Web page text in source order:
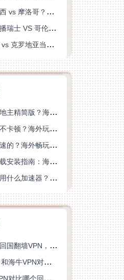
在国外如何看世界杯巴西 vs 摩洛哥？海外党专属体育观赛指南来了
在国外看世界杯中文直播瑞士 VS 哥伦比亚当前地区不可播放？这篇指南帮你搞定
在国外看世界杯巴拿马 vs 克罗地亚当前地区不可播放？这篇指南帮你轻松解决海外体育直播难题
巴西怎么玩边锋四人斗地主精简版？海外游戏党的加速器终极选择
巴西怎么玩新笑傲江湖不卡顿？海外玩家国服游戏加速终极指南（附猫和老鼠一梦江湖实测）
英国打明日之后怎么提速的？海外畅玩国服游戏终极指南
足球世界国外加速器下载安装指南：海外党畅玩国服游戏的终极解决方案
国外玩合金弹头：觉醒用什么加速器？一份写给海外游子的畅玩指南
海外党必看：如何选对回国翻墙VPN，无缝解锁国内资源？
ChickCN VPN好用吗？和海牛VPN对比哪个回国效果更好？
ChickCN VPN和当归VPN对比哪个回国效果更好？海外党亲测后选了它